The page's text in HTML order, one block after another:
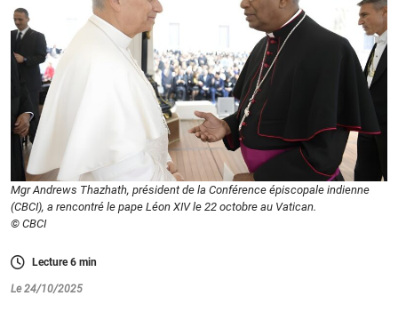
Mgr Andrews Thazhath, président de la Conférence épiscopale indienne
(CBCI), a rencontré le pape Léon XIV le 22 octobre au Vatican.
© CBCI
Lecture6 min
Le 24/10/2025